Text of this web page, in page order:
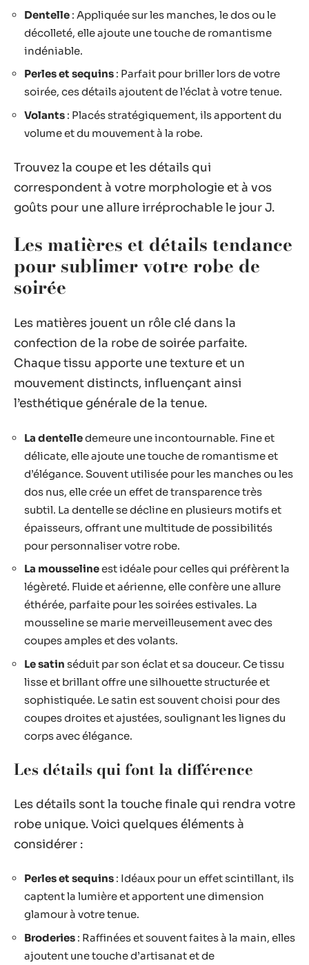
Dentelle : Appliquée sur les manches, le dos ou le
décolleté, elle ajoute une touche de romantisme
indéniable.
Perles et sequins : Parfait pour briller lors de votre
soirée, ces détails ajoutent de l’éclat à votre tenue.
Volants : Placés stratégiquement, ils apportent du
volume et du mouvement à la robe.
Trouvez la coupe et les détails qui
correspondent à votre morphologie et à vos
goûts pour une allure irréprochable le jour J.
Les matières et détails tendance
pour sublimer votre robe de
soirée
Les matières jouent un rôle clé dans la
confection de la robe de soirée parfaite.
Chaque tissu apporte une texture et un
mouvement distincts, influençant ainsi
l’esthétique générale de la tenue.
La dentelledemeure une incontournable. Fine et
délicate, elle ajoute une touche de romantisme et
d’élégance. Souvent utilisée pour les manches ou les
dos nus, elle crée un effet de transparence très
subtil. La dentelle se décline en plusieurs motifs et
épaisseurs, offrant une multitude de possibilités
pour personnaliser votre robe.
La mousselineest idéale pour celles qui préfèrent la
légèreté. Fluide et aérienne, elle confère une allure
éthérée, parfaite pour les soirées estivales. La
mousseline se marie merveilleusement avec des
coupes amples et des volants.
Le satin séduit par son éclat et sa douceur. Ce tissu
lisse et brillant offre une silhouette structurée et
sophistiquée. Le satin est souvent choisi pour des
coupes droites et ajustées, soulignant les lignes du
corps avec élégance.
Les détails qui font la différence
Les détails sont la touche finale qui rendra votre
robe unique. Voici quelques éléments à
considérer :
Perles et sequins : Idéaux pour un effet scintillant, ils
captent la lumière et apportent une dimension
glamour à votre tenue.
Broderies : Raffinées et souvent faites à la main, elles
ajoutent une touche d’artisanat et de